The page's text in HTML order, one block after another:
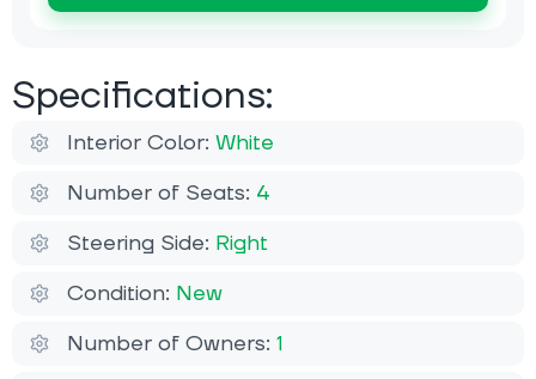
Specifications:
Interior Color: White
Number of Seats: 4
Steering Side: Right
Condition: New
Number of Owners: 1